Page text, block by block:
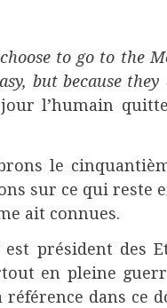
to go to the
but because they
l’humain
le
sur ce qui reste
ait connues.
président des
en pleine
référence dans ce